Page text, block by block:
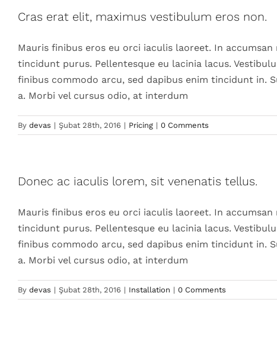
Cras erat elit, maximus vestibulum eros non.
Mauris finibus eros eu orci iaculis laoreet. In
tincidunt purus. Pellentesque eu lacinia lacus.
finibus commodo arcu, sed dapibus enim tincidunt in.
a. Morbi vel cursus odio, at interdum
By devas | Şubat 28th, 2016 | Pricing | 0 Comments
Donec ac iaculis lorem, sit venenatis tellus.
Mauris finibus eros eu orci iaculis laoreet. In
tincidunt purus. Pellentesque eu lacinia lacus.
finibus commodo arcu, sed dapibus enim tincidunt in.
a. Morbi vel cursus odio, at interdum
By devas | Şubat 28th, 2016 | Installation | 0 Comments